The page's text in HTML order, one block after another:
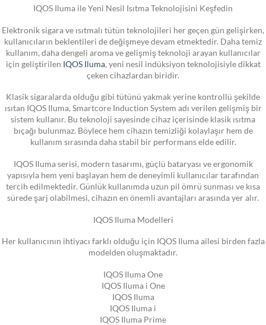
IQOS Iluma ile Yeni Nesil Isıtma Teknolojisini Keşfedin
Elektronik sigara ve ısıtmalı tütün teknolojileri her geçen gün gelişirken,
kullanıcıların beklentileri de değişmeye devam etmektedir. Daha temiz
kullanım, daha dengeli aroma ve gelişmiş teknoloji arayan kullanıcılar
için geliştirilen IQOS Iluma, yeni nesil indüksiyon teknolojisiyle dikkat
çeken cihazlardan biridir.
Klasik sigaralarda olduğu gibi tütünü yakmak yerine kontrollü şekilde
ısıtan IQOS Iluma, Smartcore Induction System adı verilen gelişmiş bir
sistem kullanır. Bu teknoloji sayesinde cihaz içerisinde klasik ısıtma
bıçağı bulunmaz. Böylece hem cihazın temizliği kolaylaşır hem de
kullanım sırasında daha stabil bir performans elde edilir.
IQOS Iluma serisi, modern tasarımı, güçlü bataryası ve ergonomik
yapısıyla hem yeni başlayan hem de deneyimli kullanıcılar tarafından
tercih edilmektedir. Günlük kullanımda uzun pil ömrü sunması ve kısa
sürede şarj olabilmesi, cihazın en önemli avantajları arasında yer alır.
IQOS Iluma Modelleri
Her kullanıcının ihtiyacı farklı olduğu için IQOS Iluma ailesi birden fazla
modelden oluşmaktadır.
IQOS Iluma One
IQOS Iluma i One
IQOS Iluma
IQOS Iluma i
IQOS Iluma Prime